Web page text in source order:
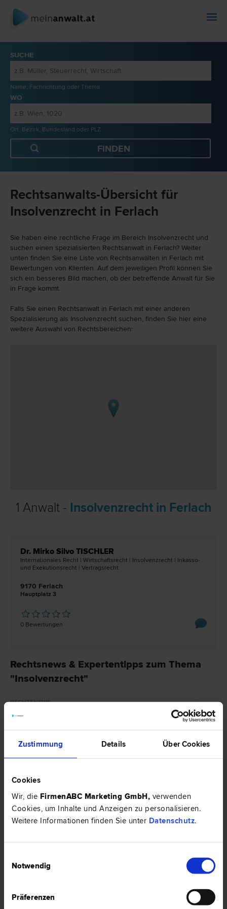
Zustimmung Details Über Cookies
Cookies
Wir, die FirmenABC Marketing GmbH, verwenden
Cookies, um Inhalte und Anzeigen zu personalisieren.
Weitere Informationen finden Sie unter Datenschutz.
Notwendig
Präferenzen
SUCHE
Name, Fachrichtung oder Thema
WO
Ort, Bezirk, Bundesland oder PLZ
Rechtsanwalts-Übersicht für
Insolvenzrecht in Ferlach
Sie haben eine rechtliche Frage im Bereich Insolvenzrecht und
suchen einen spezialisierten Rechtsanwalt in Ferlach? Weiter
unten finden Sie eine Liste von Rechtsanwälten in Ferlach mit
Bewertungen von Klienten. Auf dem jeweiligen Profil können Sie
sich ein besseres Bild machen, ob der betreffende Anwalt für Sie
in Frage kommt.
Falls Sie einen Rechtsanwalt in Ferlach mit einer anderen
Spezialisierung als Insolvenzrecht suchen, finden Sie hier eine
weitere Auswahl von Rechtsbereichen:
1 Anwalt - Insolvenzrecht in Ferlach
Dr. Mirko Silvo TISCHLER
Internationales Recht | Wirtschafts­recht | Insolvenz­recht | Inkasso-
und Exekutions­recht | Vertrags­recht
9170 Ferlach
Hauptplatz 3
0 Bewertungen
Rechtsnews & Expertentipps zum Thema
"Insolvenzrecht"
RECHTSNEWS
Insolvenzverfahren – was passiert, wenn die Firma
Sie können die Rechnungen von Lieferanten nicht mehr begleichen und